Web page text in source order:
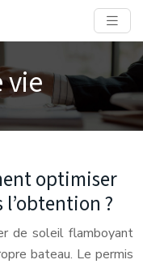
vie
optimiser
?
de soleil flamboyant
bateau. Le permis